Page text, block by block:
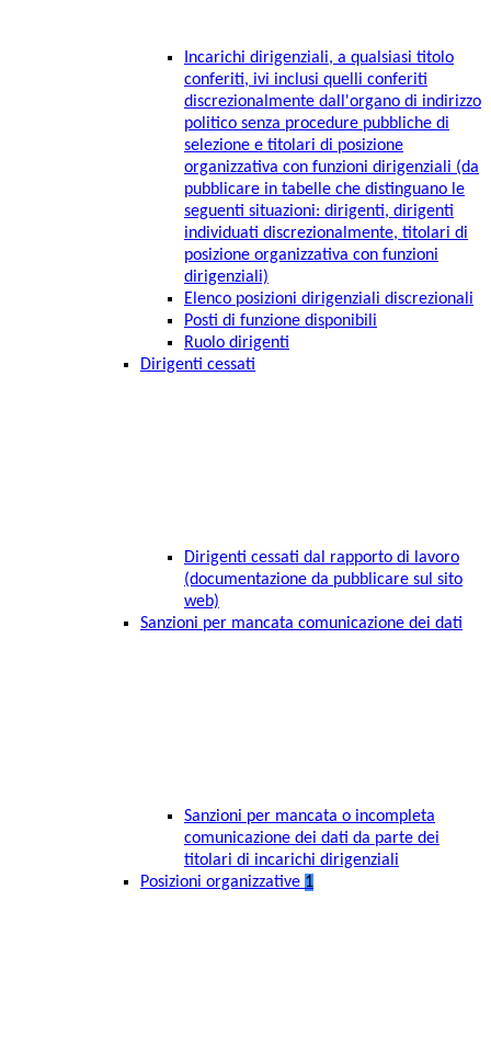
Incarichi dirigenziali, a qualsiasi titolo
conferiti, ivi inclusi quelli conferiti
discrezionalmente dall'organo di indirizzo
politico senza procedure pubbliche di
selezione e titolari di posizione
organizzativa con funzioni dirigenziali (da
pubblicare in tabelle che distinguano le
seguenti situazioni: dirigenti, dirigenti
individuati discrezionalmente, titolari di
posizione organizzativa con funzioni
dirigenziali)
Elenco posizioni dirigenziali discrezionali
Posti di funzione disponibili
Ruolo dirigenti
Dirigenti cessati
Dirigenti cessati dal rapporto di lavoro
(documentazione da pubblicare sul sito
web)
Sanzioni per mancata comunicazione dei dati
Sanzioni per mancata o incompleta
comunicazione dei dati da parte dei
titolari di incarichi dirigenziali
Posizioni organizzative 1